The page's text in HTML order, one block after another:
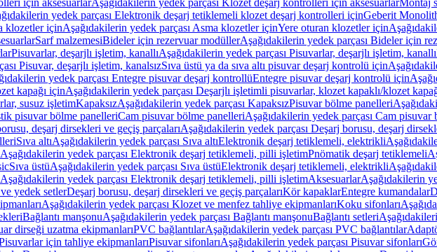
için aksesuarlarAşağıdakilerin yedek parçası Klozet deşarj kontrolleri için aksesuarlarMontaj
yedek parçası Elektronik deşarj tetiklemeli klozet deşarj kontrolleri içinGeberit
klozetler içinAşağıdakilerin yedek parçası Asma klozetler içinYere oturan klozetler için
Sarf malzemesiBideler için rezervuar modüllerAşağıdakilerin yedek parçası Bideler için
Pisuvarlar, deşarjlı işletim, kanallıAşağıdakilerin yedek parçası Pisuvarlar, deşarjlı işletim, kanallı
Pisuvar, deşarjlı işletim, kanalsızSıva üstü ya da sıva altı pisuvar deşarj kontrolü için
yedek parçası Entegre pisuvar deşarj kontrollüEntegre pisuvar deşarj kontrolü için
kapağı içinAşağıdakilerin yedek parçası Deşarjlı işletimli pisuvarlar, klozet kapaklı/klozet
susuz işletimKapaksızAşağıdakilerin yedek parçası KapaksızPisuvar bölme panelleri
pisuvar bölme panelleriCam pisuvar bölme panelleriAşağıdakilerin yedek parçası Cam pisuvar
deşarj dirsekleri ve geçiş parçalarıAşağıdakilerin yedek parçası Deşarj borusu, deşarj
Sıva altıAşağıdakilerin yedek parçası Sıva altıElektronik deşarj tetiklemeli, elektrikli
Aşağıdakilerin yedek parçası Elektronik deşarj tetiklemeli, pilli işletimPnömatik deşarj tetiklemeli
Sıva üstüAşağıdakilerin yedek parçası Sıva üstüElektronik deşarj tetiklemeli, elektrikli
Aşağıdakilerin yedek parçası Elektronik deşarj tetiklemeli, pilli işletimAksesuarlarAşağıdakilerin
yedek setlerDeşarj borusu, deşarj dirsekleri ve geçiş parçalarıKör kapaklarEntegre kumandalar
Aşağıdakilerin yedek parçası Klozet ve menfez tahliye ekipmanlarıKoku sifonları
Bağlantı manşonuAşağıdakilerin yedek parçası Bağlantı manşonuBağlantı setleri
dirseği uzatma ekipmanlarıPVC bağlantılarAşağıdakilerin yedek parçası PVC bağlantılar
için tahliye ekipmanlarıPisuvar sifonlarıAşağıdakilerin yedek parçası Pisuvar sifonları